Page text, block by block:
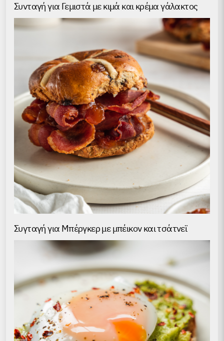
Συνταγή για Γεμιστά με κιμά και κρέμα γάλακτος
Συγταγή για Μπέργκερ με μπέικον και τσάτνεϊ